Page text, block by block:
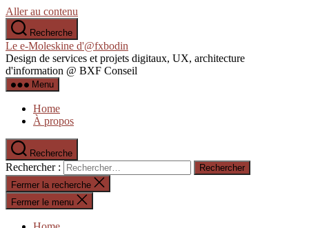
Aller au contenu
Recherche
Le e-Moleskine d'@fxbodin
Design de services et projets digitaux, UX, architecture
d'information @ BXF Conseil
Menu
Home
À propos
Recherche
Rechercher :
Fermer la recherche
Fermer le menu